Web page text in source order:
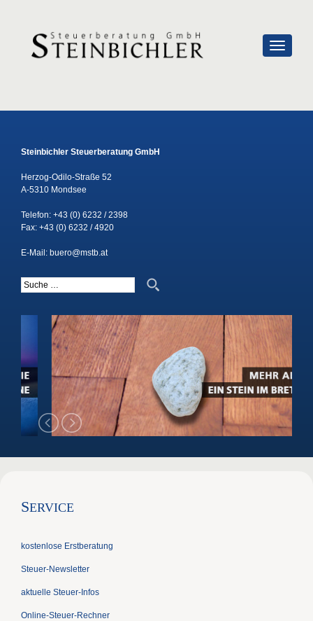
Steinbichler Steuerberatung GmbH
Herzog-Odilo-Straße 52
A-5310 Mondsee
Telefon: +43 (0) 6232 / 2398
Fax: +43 (0) 6232 / 4920
E-Mail: buero@mstb.at
Suche nach:
SERVICE
kostenlose Erstberatung
Steuer-Newsletter
aktuelle Steuer-Infos
Online-Steuer-Rechner